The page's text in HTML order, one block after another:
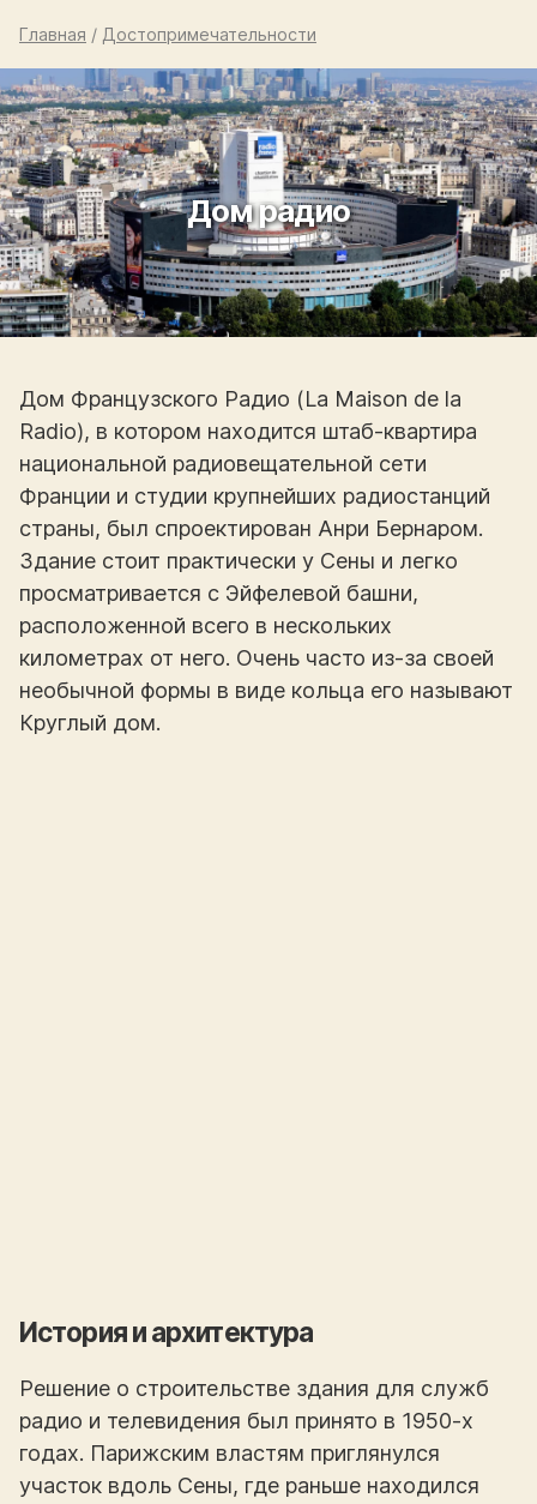
Главная / Достопримечательности
Дом радио
Дом Французского Радио (La Maison de la
Radio), в котором находится штаб-квартира
национальной радиовещательной сети
Франции и студии крупнейших радиостанций
страны, был спроектирован Анри Бернаром.
Здание стоит практически у Сены и легко
просматривается с Эйфелевой башни,
расположенной всего в нескольких
километрах от него. Очень часто из-за своей
необычной формы в виде кольца его называют
Круглый дом.
История и архитектура
Решение о строительстве здания для служб
радио и телевидения был принято в 1950-х
годах. Парижским властям приглянулся
участок вдоль Сены, где раньше находился